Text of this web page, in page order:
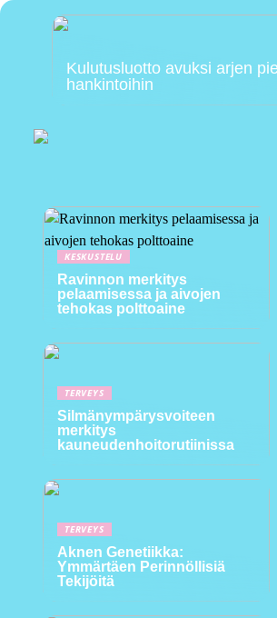
Kulutusluotto avuksi arjen
hankintoihin
KESKUSTELU
Ravinnon merkitys
pelaamisessa ja aivojen
tehokas polttoaine
TERVEYS
Silmänympärysvoiteen
merkitys
kauneudenhoitorutiinissa
TERVEYS
Aknen Genetiikka:
Ymmärtäen Perinnöllisiä
Tekijöitä